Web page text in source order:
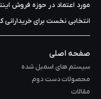
مورد اعتماد در حوزه‌ فروش
انتخابی نخست برای
صفحه اصلی
سیستم های اسمبل شده
محصولات دست دوم
مقالات